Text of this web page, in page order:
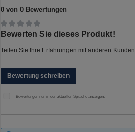
0 von 0 Bewertungen
Durchschnittliche Bewertung von 0 von 5 Sternen
Bewerten Sie dieses Produkt!
Teilen Sie Ihre Erfahrungen mit anderen Kunden.
Bewertung schreiben
Bewertungen nur in der aktuellen Sprache anzeigen.